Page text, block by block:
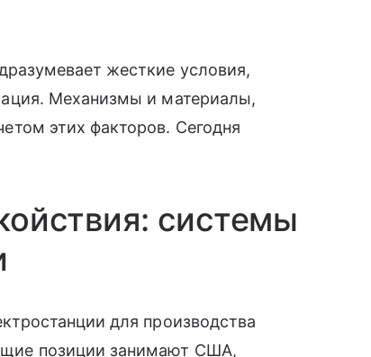
жесткие условия,
Механизмы и материалы,
этих факторов. Сегодня
системы
для производства
позиции занимают США,